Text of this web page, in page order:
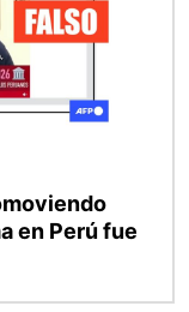
en Perú fue